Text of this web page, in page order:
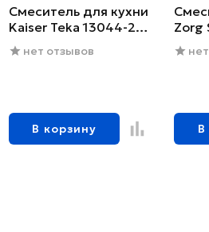
Смеситель для кухни
Kaiser Teka 13044-2
черный глянцевый
нет отзывов
В корзину
Zorg
YF
В